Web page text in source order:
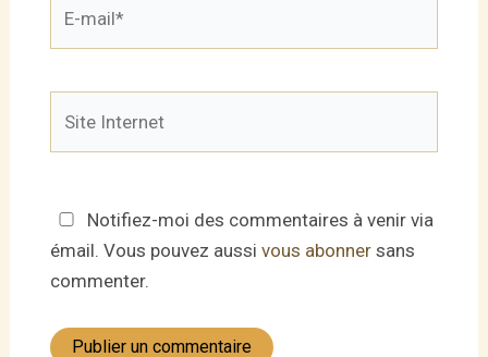
Notifiez-moi des commentaires à venir via
émail. Vous pouvez aussi vous abonnersans
commenter.